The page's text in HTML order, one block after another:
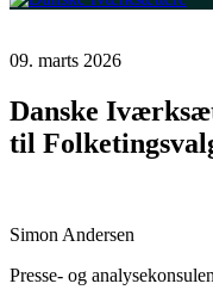
09. marts 2026
Danske
til
Simon Andersen
Presse- og